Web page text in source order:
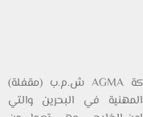
الشركة العربية الألمانية للتصنيع. تقوم شركة AGMA ش.م.ب (مقفلة)
في البحرين والتي